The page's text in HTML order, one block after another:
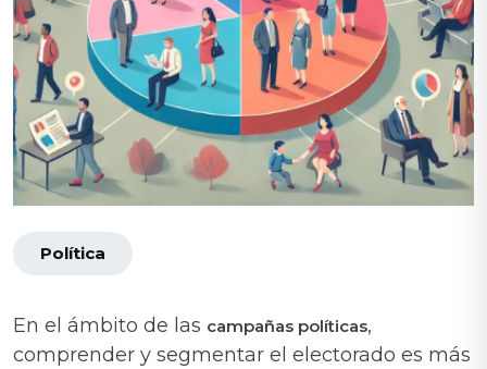
Política
En el ámbito de las campañas políticas,
comprender y segmentar el electorado es más